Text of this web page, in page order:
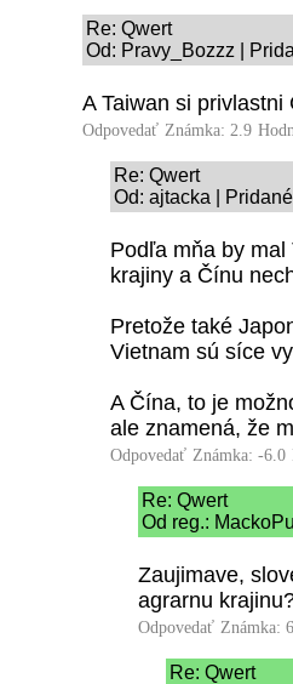
Re: Qwert
Od: Pravy_Bozzz |
A Taiwan si
Odpovedať Známka: 2.9
Re: Qwert
Od: ajtacka |
Podľa mňa by
krajiny a Čínu
Pretože také
Vietnam sú síce
A Čína, to je
ale znamená, že
Odpovedať Známka: -6.0
Re: Qwert
Od reg.:
Zaujimave,
agrarnu
Odpovedať Známka:
Re: Qwert